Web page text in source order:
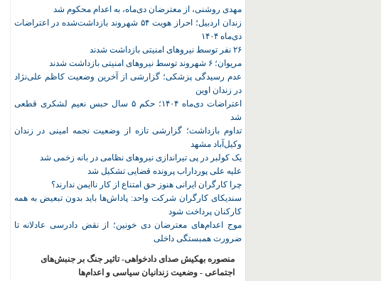
مهدی روشنی، از معترضان دی‌ماه، به اعدام محکوم شد
زندان اردبیل؛ احراز هویت ۵۴ شهروند بازداشت‌شده در اعتراضات
دی‌ماه ۱۴۰۴
۲۶ نفر توسط نیروهای امنیتی بازداشت شدند
مریوان؛ ۶ شهروند توسط نیروهای امنیتی بازداشت شدند
عدم رسیدگی پزشکی؛ گزارشی از آخرین وضعیت کاظم علی‌نژاد
در زندان اوین
اعتراضات دی‌ماه ۱۴۰۴؛ حکم ۵ سال حبس نعیم لشکری قطعی
شد
تداوم بازداشت؛ گزارشی تازه از وضعیت نجمه امینی در زندان
وکیل‌آباد مشهد
یک کولبر در پی تیراندازی نیروهای نظامی در بانه زخمی شد
علیه علی پورداراب پرونده قضایی تشکیل شد
چرا کارگران ایرانی هنوز حق امتناع از کار ناایمن ندارند؟
سندیکای کارگران شرکت واحد: پاداش‌ها باید بدون تبعیض به همه
کارکنان پرداخت شود
موج اعدام‌های معترضان دی‌ خونین؛ از نقض دادرسی عادلانه تا
ضرورت همبستگی داخلی
منصوره بهکیش صدای دادخواهی- تاثیر جنگ بر جنبش‌های
اجتماعی - وضعیت زندانیان سیاسی و اعدام‌ها